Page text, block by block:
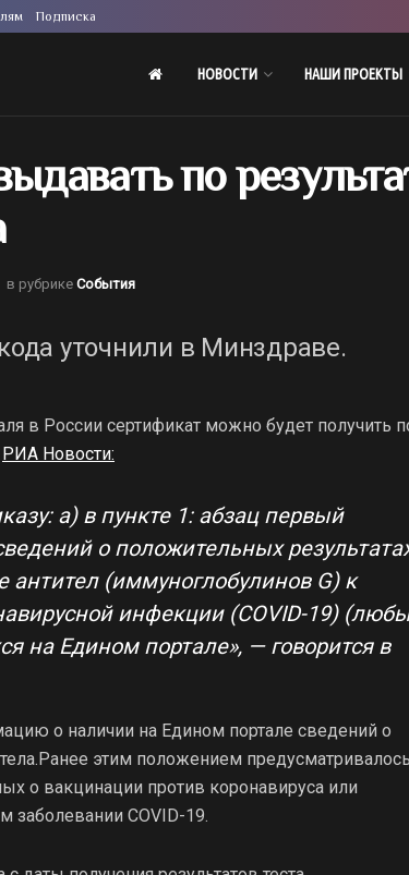
Подписка
НОВОСТИ НАШИ ПРОЕКТЫ
по
в рубрике События
уточнили в Минздраве.
в России сертификат можно будет получить
РИА Новости:
а) в пункте 1: абзац первый
о положительных
антител (иммуноглобулинов G) к
инфекции (COVID-19)
на Едином портале», — говорится в
о наличии на Едином портале сведений о
этим положением
о вакцинации против коронавируса или
заболевании COVID-19.